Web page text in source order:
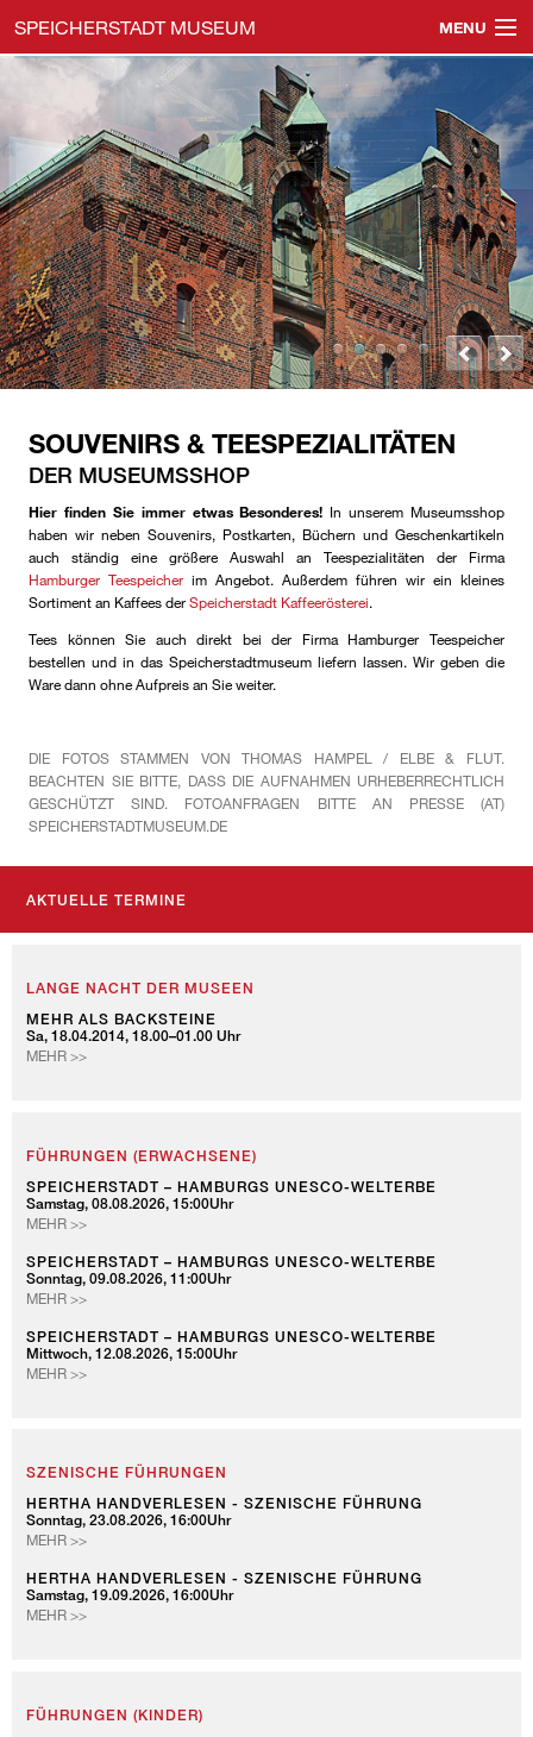
Navigation
SPEICHERSTADT MUSEUM MENU
Speicherstadtmuseum
Öffentliche Führungen
Gruppenführungen
Veranstaltungen
Events & Location
Shop & Gutscheine
Besucherinfos
Impressum & Datenschutz
SOUVENIRS & TEESPEZIALITÄTEN
DER MUSEUMSSHOP
Hier finden Sie immer etwas Besonderes! In unserem Museumsshop
haben wir neben Souvenirs, Postkarten, Büchern und Geschenkartikeln
auch ständig eine größere Auswahl an Teespezialitäten der Firma
Hamburger Teespeicher im Angebot. Außerdem führen wir ein kleines
Sortiment an Kaffees derSpeicherstadt Kaffeerösterei.
Tees können Sie auch direkt bei der Firma Hamburger Teespeicher
bestellen und in das Speicherstadtmuseum liefern lassen. Wir geben die
Ware dann ohne Aufpreis an Sie weiter.
DIE FOTOS STAMMEN VON THOMAS HAMPEL / ELBE & FLUT.
BEACHTEN SIE BITTE, DASS DIE AUFNAHMEN URHEBERRECHTLICH
GESCHÜTZT SIND. FOTOANFRAGEN BITTE AN PRESSE (AT)
SPEICHERSTADTMUSEUM.DE
AKTUELLE TERMINE
LANGE NACHT DER MUSEEN
MEHR ALS BACKSTEINE
Sa, 18.04.2014, 18.00–01.00 Uhr
MEHR >>
FÜHRUNGEN (ERWACHSENE)
SPEICHERSTADT – HAMBURGS UNESCO-WELTERBE
Samstag, 08.08.2026, 15:00Uhr
MEHR >>SPEICHERSTADT
HAMBURGS
UNESCO-
WELTERBE
SPEICHERSTADT – HAMBURGS UNESCO-WELTERBE
Sonntag, 09.08.2026, 11:00Uhr
MEHR >>SPEICHERSTADT
HAMBURGS
UNESCO-
WELTERBE
SPEICHERSTADT – HAMBURGS UNESCO-WELTERBE
Mittwoch, 12.08.2026, 15:00Uhr
MEHR >>SPEICHERSTADT
SZENISCHE FÜHRUNGEN
HERTHA HANDVERLESEN - SZENISCHE FÜHRUNG
Sonntag, 23.08.2026, 16:00Uhr
MEHR >>HERTHA
-
SZENISCHE
FÜHRUNG
HERTHA HANDVERLESEN - SZENISCHE FÜHRUNG
Samstag, 19.09.2026, 16:00Uhr
MEHR >>HERTHA
FÜHRUNGEN (KINDER)